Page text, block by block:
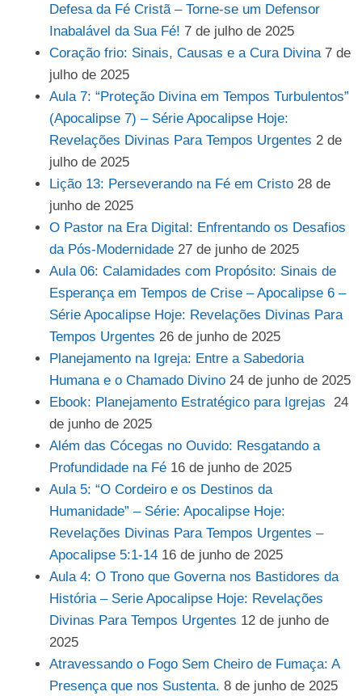
Defesa da Fé Cristã – Torne-se um Defensor
Inabalável da Sua Fé! 7 de julho de 2025
Coração frio: Sinais, Causas e a Cura Divina 7 de
julho de 2025
Aula 7: “Proteção Divina em Tempos Turbulentos”
(Apocalipse 7) – Série Apocalipse Hoje:
Revelações Divinas Para Tempos Urgentes 2 de
julho de 2025
Lição 13: Perseverando na Fé em Cristo 28 de
junho de 2025
O Pastor na Era Digital: Enfrentando os Desafios
da Pós-Modernidade 27 de junho de 2025
Aula 06: Calamidades com Propósito: Sinais de
Esperança em Tempos de Crise – Apocalipse 6 –
Série Apocalipse Hoje: Revelações Divinas Para
Tempos Urgentes 26 de junho de 2025
Planejamento na Igreja: Entre a Sabedoria
Humana e o Chamado Divino 24 de junho de 2025
Ebook: Planejamento Estratégico para Igrejas
24
de junho de 2025
Além das Cócegas no Ouvido: Resgatando a
Profundidade na Fé 16 de junho de 2025
Aula 5: “O Cordeiro e os Destinos da
Humanidade” – Série: Apocalipse Hoje:
Revelações Divinas Para Tempos Urgentes –
Apocalipse 5:1-14 16 de junho de 2025
Aula 4: O Trono que Governa nos Bastidores da
História – Serie Apocalipse Hoje: Revelações
Divinas Para Tempos Urgentes 12 de junho de
2025
Atravessando o Fogo Sem Cheiro de Fumaça: A
Presença que nos Sustenta. 8 de junho de 2025